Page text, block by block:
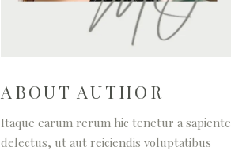
ABOUT AUTHOR
Itaque earum rerum hic tenetur a sapiente
delectus, ut aut reiciendis voluptatibus